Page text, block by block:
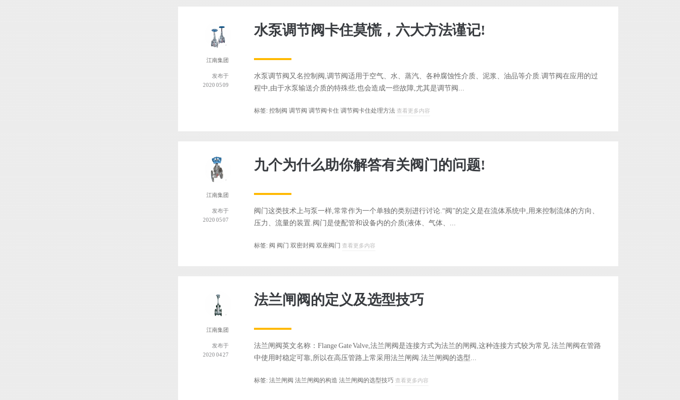
江南集团
发布于
2020 05 09
水泵调节阀卡住莫慌，六大方法谨记!
水泵调节阀又名控制阀,调节阀适用于空气、水、蒸汽、各种腐蚀性介质、泥浆、油品等介质.调节阀在应用的过
程中,由于水泵输送介质的特殊些,也会造成一些故障,尤其是调节阀...
标签: 控制阀 调节阀 调节阀卡住 调节阀卡住处理方法 查看更多内容
江南集团
发布于
2020 05 07
九个为什么助你解答有关阀门的问题!
阀门这类技术上与泵一样,常常作为一个单独的类别进行讨论.“阀”的定义是在流体系统中,用来控制流体的方向、
压力、流量的装置.阀门是使配管和设备内的介质(液体、气体、...
标签: 阀 阀门 双密封阀 双座阀门 查看更多内容
江南集团
发布于
2020 04 27
法兰闸阀的定义及选型技巧
法兰闸阀英文名称：Flange Gate Valve,法兰闸阀是连接方式为法兰的闸阀,这种连接方式较为常见.法兰闸阀在管路
中使用时稳定可靠,所以在高压管路上常采用法兰闸阀.法兰闸阀的选型...
标签: 法兰闸阀 法兰闸阀的构造 法兰闸阀的选型技巧 查看更多内容